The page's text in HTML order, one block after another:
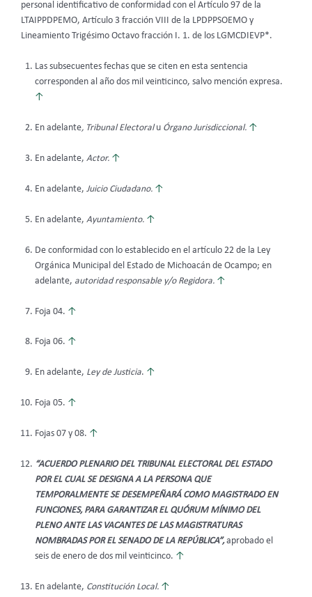
personal identificativo de conformidad con el Artículo 97 de la
LTAIPPDPEMO, Artículo 3 fracción VIII de la LPDPPSOEMO y
Lineamiento Trigésimo Octavo fracción I. 1. de los LGMCDIEVP*.
Las subsecuentes fechas que se citen en esta sentencia
corresponden al año dos mil veinticinco, salvo mención expresa.
↑
En adelante, Tribunal Electoralu Órgano Jurisdiccional. ↑
En adelante, Actor. ↑
En adelante, Juicio Ciudadano. ↑
En adelante, Ayuntamiento. ↑
De conformidad con lo establecido en el artículo 22 de la Ley
Orgánica Municipal del Estado de Michoacán de Ocampo; en
adelante, autoridad responsable y/o Regidora. ↑
Foja 04. ↑
Foja 06. ↑
En adelante, Ley de Justicia. ↑
Foja 05. ↑
Fojas 07 y 08. ↑
“ACUERDO PLENARIO DEL TRIBUNAL ELECTORAL DEL ESTADO
POR EL CUAL SE DESIGNA A LA PERSONA QUE
TEMPORALMENTE SE DESEMPEÑARÁ COMO MAGISTRADO EN
FUNCIONES, PARA GARANTIZAR EL QUÓRUM MÍNIMO DEL
PLENO ANTE LAS VACANTES DE LAS MAGISTRATURAS
NOMBRADAS POR EL SENADO DE LA REPÚBLICA”,aprobado el
seis de enero de dos mil veinticinco. ↑
En adelante, Constitución Local. ↑